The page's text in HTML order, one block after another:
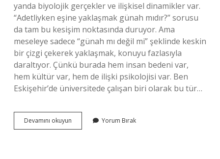
yanda biyolojik gerçekler ve ilişkisel dinamikler var.
“Adetliyken eşine yaklaşmak günah mıdır?” sorusu
da tam bu kesişim noktasında duruyor. Ama
meseleye sadece “günah mı değil mi” şeklinde keskin
bir çizgi çekerek yaklaşmak, konuyu fazlasıyla
daraltıyor. Çünkü burada hem insan bedeni var,
hem kültür var, hem de ilişki psikolojisi var. Ben
Eskişehir’de üniversitede çalışan biri olarak bu tür…
Devamını okuyun Adetliyken
eşine
Yorum Bırak